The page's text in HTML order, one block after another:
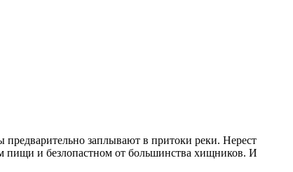
предварительно заплывают в притоки реки. Нерест
пищи и безлопастном от большинства хищников. И